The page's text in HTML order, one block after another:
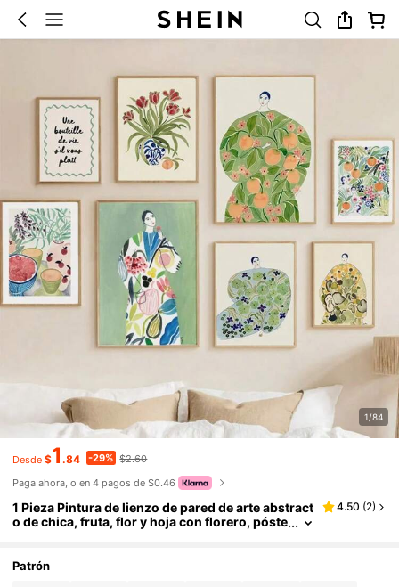
1/84
Desde $1 .84 -29% $2.60
Paga ahora, o en 4 pagos de $0.46
1 Pieza Pintura de lienzo de pared de arte abstract
o de chica, fruta, flor y hoja con florero, póste
arco
4.50 (2)
Patrón